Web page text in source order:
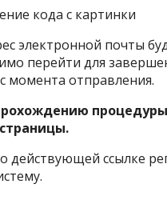
кода с картинки
электронной почты
перейти для
момента отправления.
действующей ссылке